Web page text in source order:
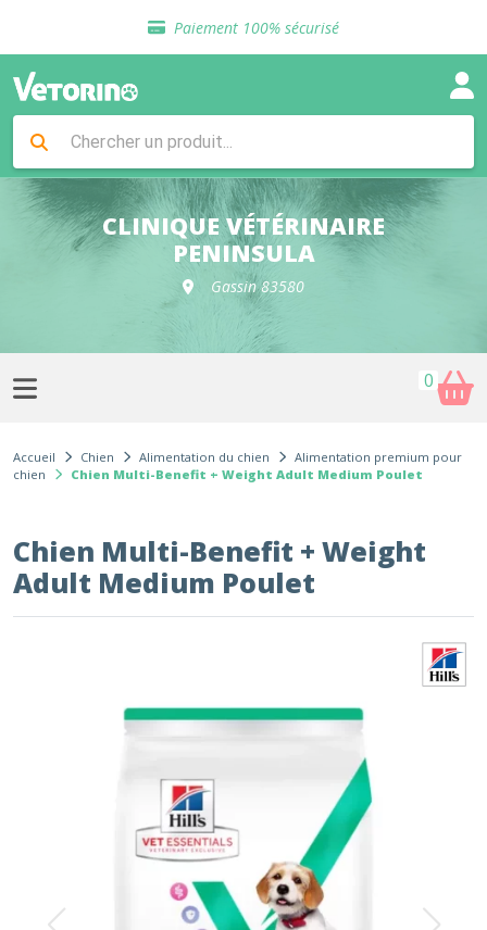
Paiement 100% sécurisé
Livraison gratuite en clinique vétérinaire
Sélection de croquettes vétérinaire
Livraison gratuite en clinique vétérinaire
Retour gratuit en clinique
Sélection de croquettes vétérinaire
CLINIQUE VÉTÉRINAIRE
PENINSULA
Gassin 83580
0
Accueil Chien Alimentation du chien
Alimentation premium pour
chien
Chien Multi-Benefit + Weight Adult Medium Poulet
Chien Multi-Benefit + Weight
Adult Medium Poulet